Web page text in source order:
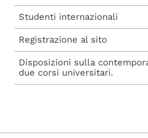
Studenti internazionali
Registrazione al sito
Disposizioni sulla
due corsi universitari.